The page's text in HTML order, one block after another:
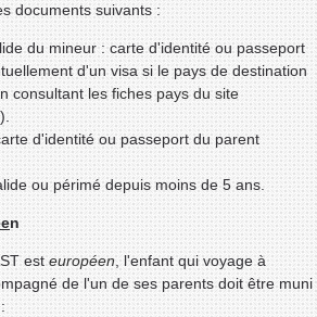
documents suivants :
du mineur : carte d'identité ou passeport
d'un visa si le pays de destination
consultant les fiches pays du site
).
d'identité ou passeport du parent
ou périmé depuis moins de 5 ans.
n
est européen , l'enfant qui voyage à
de l'un de ses parents doit être muni